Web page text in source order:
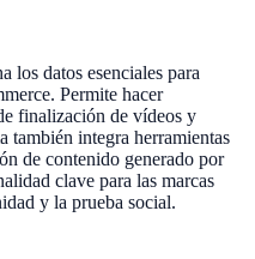
los datos esenciales para
Permite hacer
finalización de vídeos y
también integra herramientas
de contenido generado por
clave para las marcas
y la prueba social.